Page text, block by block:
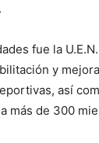
fue la
y
así
más de 300